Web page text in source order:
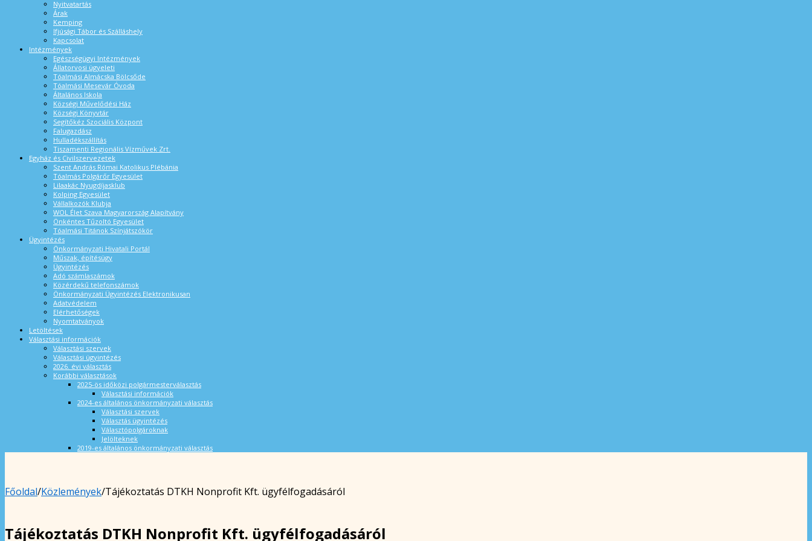
Nyitvatartás
Árak
Kemping
Ifjúsági Tábor és Szálláshely
Kapcsolat
Intézmények
Egészségügyi Intézmények
Állatorvosi ügyeleti
Tóalmási Almácska Bölcsőde
Tóalmási Mesevár Óvoda
Általános Iskola
Községi Művelődési Ház
Községi Könyvtár
Segítőkéz Szociális Központ
Falugazdász
Hulladékszállítás
Tiszamenti Regionális Vízművek Zrt.
Egyház és Civilszervezetek
Szent András Római Katolikus Plébánia
Tóalmás Polgárőr Egyesület
Lilaakác Nyugdíjasklub
Kolping Egyesület
Vállalkozók Klubja
WOL Élet Szava Magyarország Alapítvány
Önkéntes Tűzoltó Egyesület
Tóalmási Titánok Színjátszókör
Ügyintézés
Önkormányzati Hivatali Portál
Műszak, építésügy
Ügyintézés
Adó számlaszámok
Közérdekű telefonszámok
Önkormányzati Ügyintézés Elektronikusan
Adatvédelem
Elérhetőségek
Nyomtatványok
Letöltések
Választási információk
Választási szervek
Választási ügyintézés
2026. évi választás
Korábbi választások
2025-ös időközi polgármesterválasztás
Választási információk
2024-es általános önkormányzati választás
Választási szervek
Választás ügyintézés
Választópolgároknak
Jelölteknek
2019-es általános önkormányzati választás
Főoldal/Közlemények/Tájékoztatás DTKH Nonprofit Kft. ügyfélfogadásáról
Tájékoztatás DTKH Nonprofit Kft. ügyfélfogadásáról